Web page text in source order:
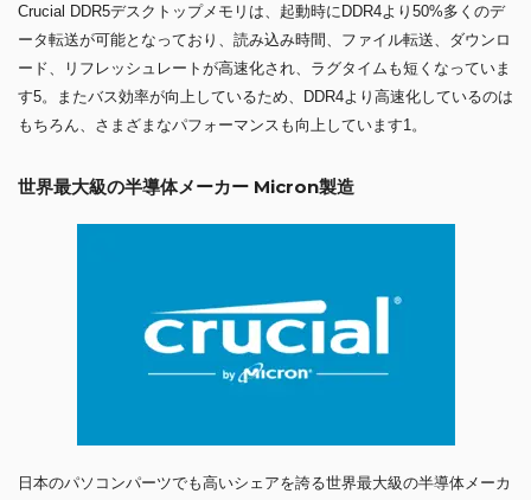
Crucial DDR5デスクトップメモリは、起動時にDDR4より50%多くのデ
ータ転送が可能となっており、読み込み時間、ファイル転送、ダウンロ
ード、リフレッシュレートが高速化され、ラグタイムも短くなっていま
す5。またバス効率が向上しているため、DDR4より高速化しているのは
もちろん、さまざまなパフォーマンスも向上しています1。
世界最大級の半導体メーカー Micron製造
日本のパソコンパーツでも高いシェアを誇る世界最大級の半導体メーカ